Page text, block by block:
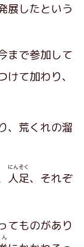
展したという
まで参加して
て加わり、
、荒くれの溜
人足
にんそく
、それぞ
てものがあり